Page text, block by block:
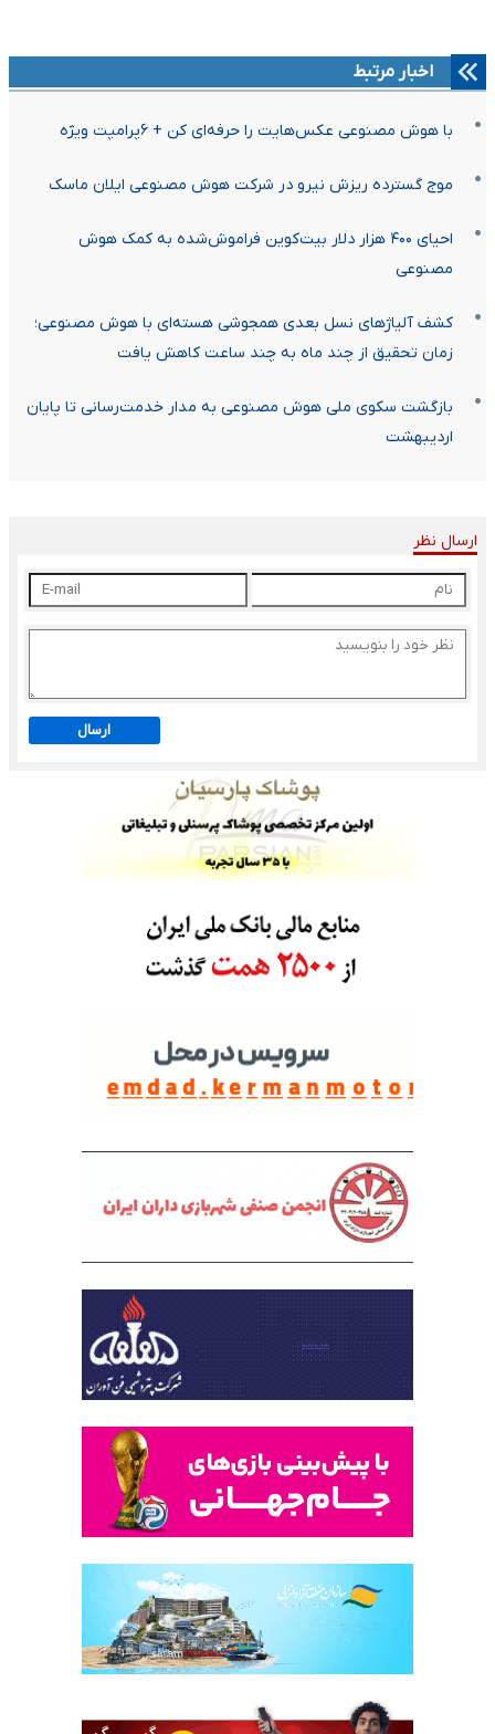
اخبار مرتبط
با هوش مصنوعی عکس‌هایت را حرفه‌ای کن + ۶پرامپت ویژه
موج گسترده ریزش نیرو در شرکت هوش مصنوعی ایلان ماسک
احیای ۴۰۰ هزار دلار بیت‌کوین فراموش‌شده به کمک هوش
مصنوعی
کشف آلیاژهای نسل بعدی همجوشی هسته‌ای با هوش مصنوعی؛
زمان تحقیق از چند ماه به چند ساعت کاهش یافت
بازگشت سکوی ملی هوش مصنوعی به مدار خدمت‌رسانی تا پایان
اردیبهشت
ارسال نظر
ارسال